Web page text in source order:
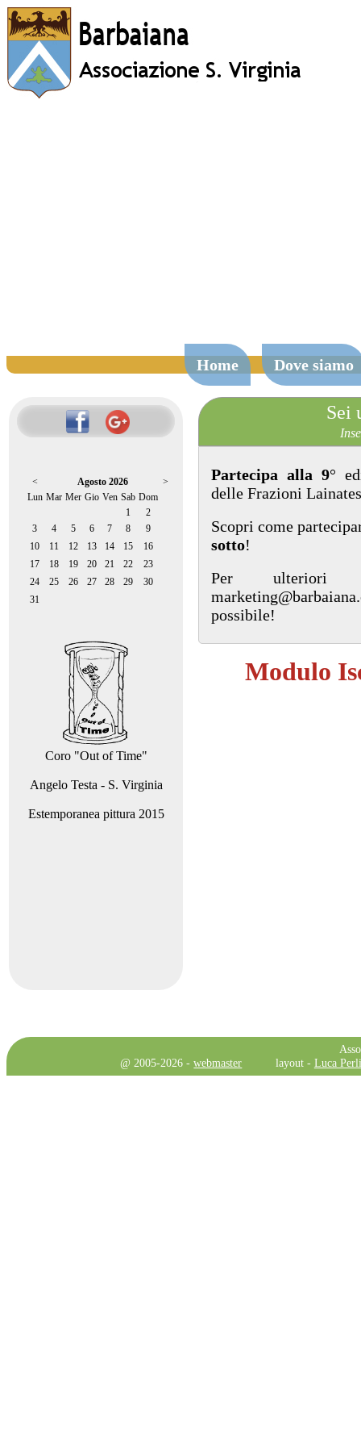
Home Dove siamo
< Agosto 2026
>
Lun Mar Mer Gio Ven Sab Dom
1
2
3
4 5 6 7 8
9
10
11 12 13 14 15
16
17
18 19 20 21 22
23
24
25 26 27 28 29
30
31
Coro "Out of Time"
Angelo Testa - S. Virginia
Estemporanea pittura 2015
Sei
Partecipa alla 9°
delle Frazioni
Scopri come
sotto!
Per ulteriori
possibile!
Modulo
@ 2005-2026 -webmaster layout - Luca